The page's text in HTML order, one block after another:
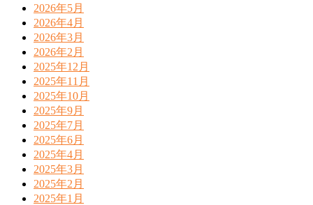
2026年5月
2026年4月
2026年3月
2026年2月
2025年12月
2025年11月
2025年10月
2025年9月
2025年7月
2025年6月
2025年4月
2025年3月
2025年2月
2025年1月